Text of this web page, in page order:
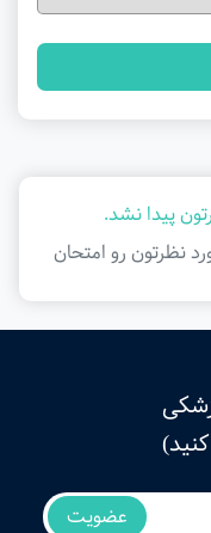
پیدا نشد.
نظرتون رو امتحان
عضویت